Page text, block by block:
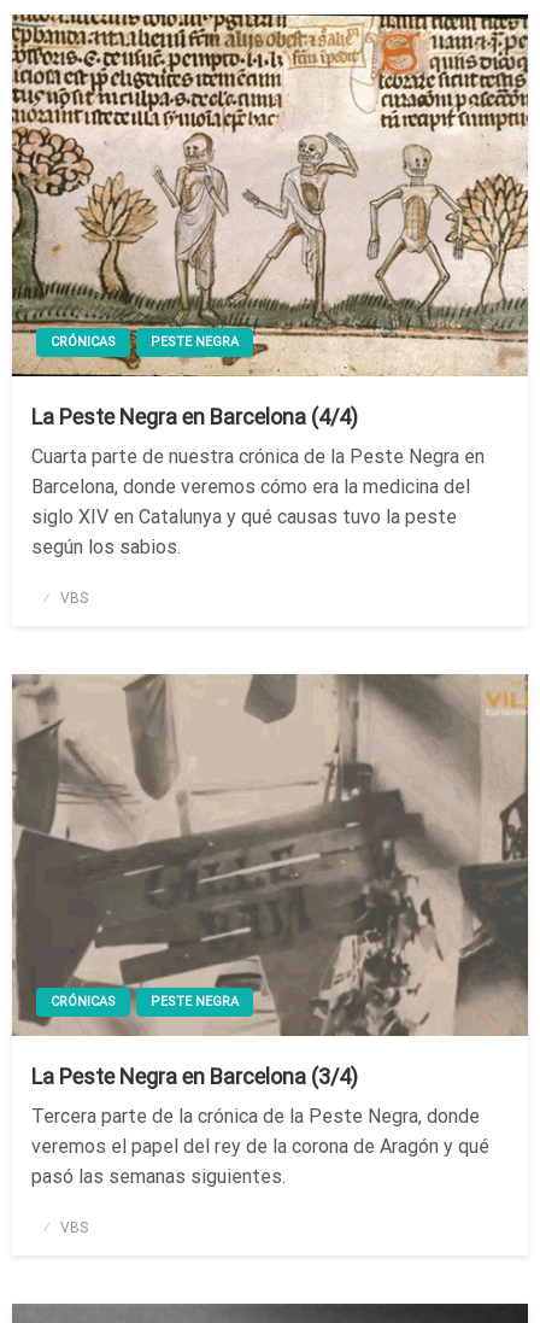
CRÓNICAS PESTE NEGRA
La Peste Negra en Barcelona (4/4)
Cuarta parte de nuestra crónica de la Peste Negra en
Barcelona, donde veremos cómo era la medicina del
siglo XIV en Catalunya y qué causas tuvo la peste
según los sabios.
Publicado
VBS
CRÓNICAS PESTE NEGRA
La Peste Negra en Barcelona (3/4)
Tercera parte de la crónica de la Peste Negra, donde
veremos el papel del rey de la corona de Aragón y qué
pasó las semanas siguientes.
Publicado
VBS